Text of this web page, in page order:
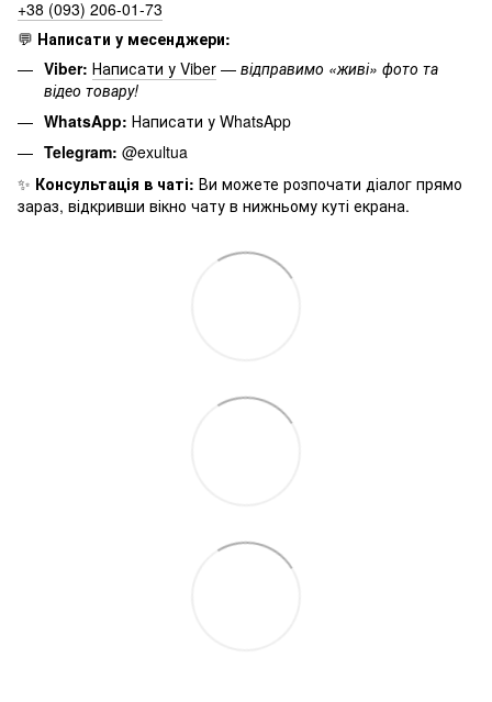
+38 (093) 206-01-73
💬 Написати у месенджери:
Viber: Написати у Viber — відправимо «живі» фото та
відео товару!
WhatsApp: Написати у WhatsApp
Telegram: @exultua
✨ Консультація в чаті: Ви можете розпочати діалог прямо
зараз, відкривши вікно чату в нижньому куті екрана.